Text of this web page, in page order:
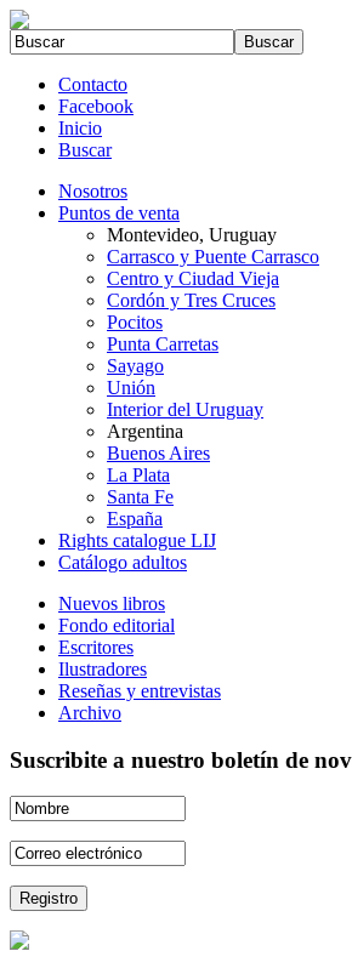
Contacto
Facebook
Inicio
Buscar
Nosotros
Puntos de venta
Montevideo, Uruguay
Carrasco y Puente Carrasco
Centro y Ciudad Vieja
Cordón y Tres Cruces
Pocitos
Punta Carretas
Sayago
Unión
Interior del Uruguay
Argentina
Buenos Aires
La Plata
Santa Fe
España
Rights catalogue LIJ
Catálogo adultos
Nuevos libros
Fondo editorial
Escritores
Ilustradores
Reseñas y entrevistas
Archivo
Suscribite a nuestro boletín de